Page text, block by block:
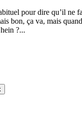
pour dire qu’il ne
bon, ça va, mais
?...